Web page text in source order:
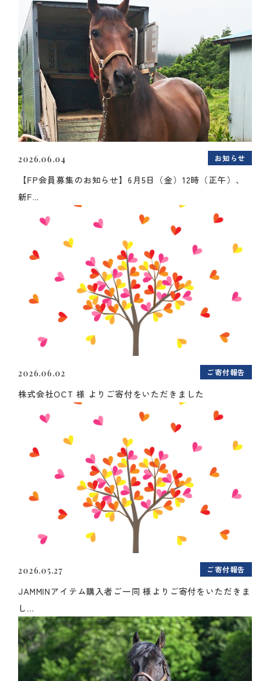
2026.06.04 お知らせ
【FP会員募集のお知らせ】6月5日（金）12時（正午）、
新F...
2026.06.02 ご寄付報告
株式会社OCT 様 よりご寄付をいただきました
2026.05.27 ご寄付報告
JAMMINアイテム購入者ご一同 様よりご寄付をいただきま
し...